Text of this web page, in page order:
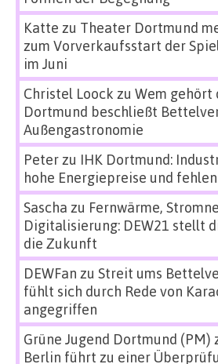
Katte zu Theater Dortmund
zum Vorverkaufsstart der
im Juni
Christel Loock zu Wem gehört
Dortmund beschließt
Außengastronomie
Peterzu IHK Dortmund:
hohe Energiepreise und
Sascha zu Fernwärme,
Digitalisierung: DEW21 stellt
die Zukunft
DEWFan zu Streit ums
fühlt sich durch Rede von
angegriffen
Grüne Jugend Dortmund (PM)
Berlin führt zu einer